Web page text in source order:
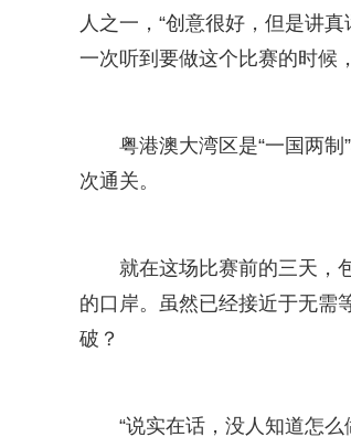
人之一，“创意很好，但是讲
一次听到要做这个比赛的时候
粤港澳大湾区是“一国两
次通关。
就在这场比赛前的三天，
的口岸。虽然已经接近于无需
破？
“说实在话，没人知道怎